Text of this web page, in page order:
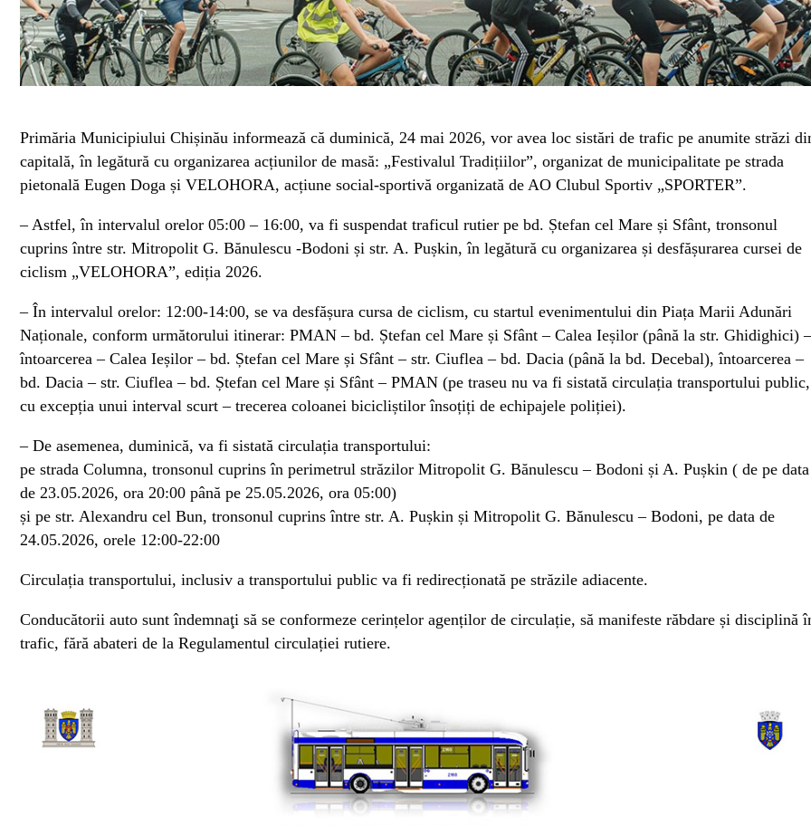
Primăria Municipiului Chișinău informează că duminică, 24 mai 2026, vor avea loc sistări de trafic pe anumite străzi
capitală, în legătură cu organizarea acțiunilor de masă: „Festivalul Tradițiilor”, organizat de municipalitate pe strada
pietonală Eugen Doga și VELOHORA, acțiune social-sportivă organizată de AO Clubul Sportiv „SPORTER”.
– Astfel, în intervalul orelor 05:00 – 16:00, va fi suspendat traficul rutier pe bd. Ștefan cel Mare și Sfânt, tronsonul
cuprins între str. Mitropolit G. Bănulescu -Bodoni și str. A. Pușkin, în legătură cu organizarea și desfășurarea cursei de
ciclism „VELOHORA”, ediția 2026.
– În intervalul orelor: 12:00-14:00, se va desfășura cursa de ciclism, cu startul evenimentului din Piața Marii Adunări
Naționale, conform următorului itinerar: PMAN – bd. Ștefan cel Mare și Sfânt – Calea Ieșilor (până la str. Ghidighici) –
întoarcerea – Calea Ieșilor – bd. Ștefan cel Mare și Sfânt – str. Ciuflea – bd. Dacia (până la bd. Decebal), întoarcerea –
bd. Dacia – str. Ciuflea – bd. Ștefan cel Mare și Sfânt – PMAN (pe traseu nu va fi sistată circulația transportului public,
cu excepția unui interval scurt – trecerea coloanei bicicliștilor însoțiți de echipajele poliției).
– De asemenea, duminică, va fi sistată circulația transportului:
pe strada Columna, tronsonul cuprins în perimetrul străzilor Mitropolit G. Bănulescu – Bodoni și A. Pușkin ( de pe data
de 23.05.2026, ora 20:00 până pe 25.05.2026, ora 05:00)
și pe str. Alexandru cel Bun, tronsonul cuprins între str. A. Pușkin și Mitropolit G. Bănulescu – Bodoni, pe data de
24.05.2026, orele 12:00-22:00
Circulația transportului, inclusiv a transportului public va fi redirecționată pe străzile adiacente.
Conducătorii auto sunt îndemnaţi să se conformeze cerințelor agenților de circulație, să manifeste răbdare și disciplină
trafic, fără abateri de la Regulamentul circulației rutiere.